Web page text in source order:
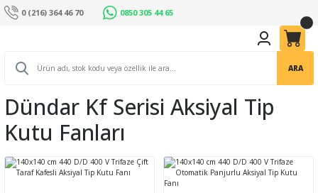
0 (216) 364 46 70 0850 305 44 65
ARA
Dündar Kf Serisi Aksiyal Tip
Kutu Fanları